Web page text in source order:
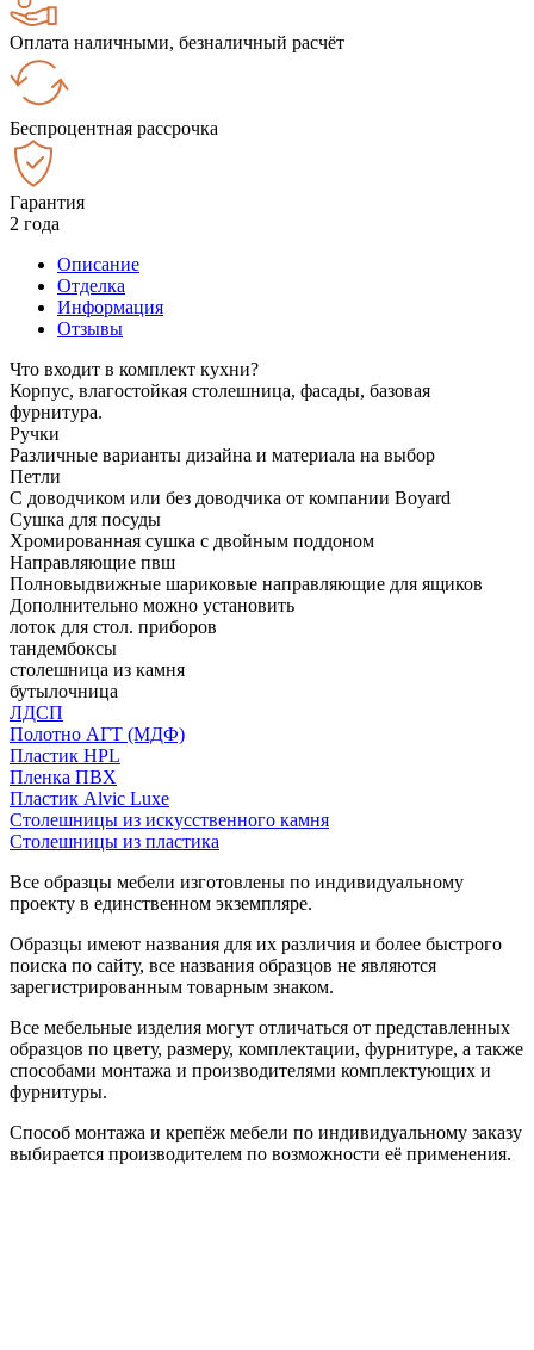
Оплата наличными, безналичный расчёт
Беспроцентная рассрочка
Гарантия
2 года
Описание
Отделка
Информация
Отзывы
Что входит в комплект кухни?
Корпус, влагостойкая столешница, фасады, базовая
фурнитура.
Ручки
Различные варианты дизайна и материала на выбор
Петли
С доводчиком или без доводчика от компании Boyard
Сушка для посуды
Хромированная сушка с двойным поддоном
Направляющие пвш
Полновыдвижные шариковые направляющие для ящиков
Дополнительно можно установить
лоток для стол. приборов
тандембоксы
столешница из камня
бутылочница
ЛДСП
Полотно АГТ (МДФ)
Пластик HPL
Пленка ПВХ
Пластик Alvic Luxe
Столешницы из искусственного камня
Столешницы из пластика
Все образцы мебели изготовлены по индивидуальному
проекту в единственном экземпляре.
Образцы имеют названия для их различия и более быстрого
поиска по сайту, все названия образцов не являются
зарегистрированным товарным знаком.
Все мебельные изделия могут отличаться от представленных
образцов по цвету, размеру, комплектации, фурнитуре, а также
способами монтажа и производителями комплектующих и
фурнитуры.
Способ монтажа и крепёж мебели по индивидуальному заказу
выбирается производителем по возможности её применения.